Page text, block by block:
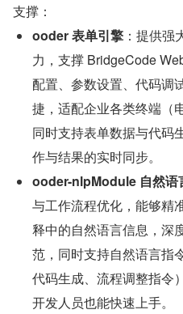
支撑：
ooder 表单引擎 ：提供
力，支撑 BridgeCode
配置、参数设置、代码调
捷，适配企业各类终端（
同时支持表单数据与代码
作与结果的实时同步。
ooder-nlpModule 自然语
与工作流程优化，能够精
释中的自然语言信息，深
范，同时支持自然语言指
代码生成、流程调整指令
开发人员也能快速上手。